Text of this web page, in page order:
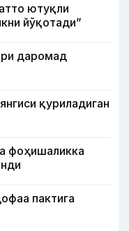
ютуқли
йўқотади”
даромад
қуриладиган
фоҳишаликка
пактига